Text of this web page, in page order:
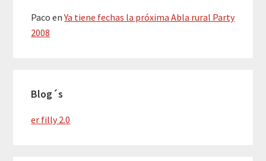
Paco enYa tiene fechas la próxima Abla rural Party
2008
Blog´s
er filly 2.0